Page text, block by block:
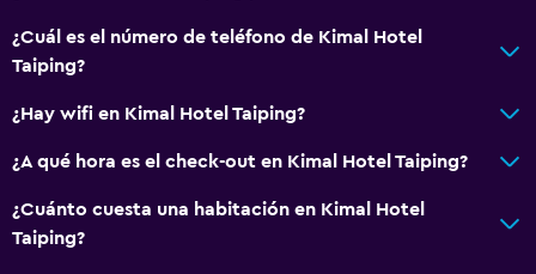
¿Cuál es el número de teléfono de Kimal Hotel
Taiping?
¿Hay wifi en Kimal Hotel Taiping?
¿A qué hora es el check-out en Kimal Hotel Taiping?
¿Cuánto cuesta una habitación en Kimal Hotel
Taiping?